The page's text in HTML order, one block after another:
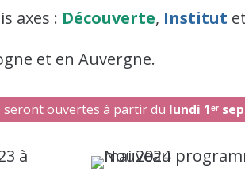
axes : Découverte, Institut et
et en Auvergne.
seront ouvertes à partir du lundi 1ᵉʳ